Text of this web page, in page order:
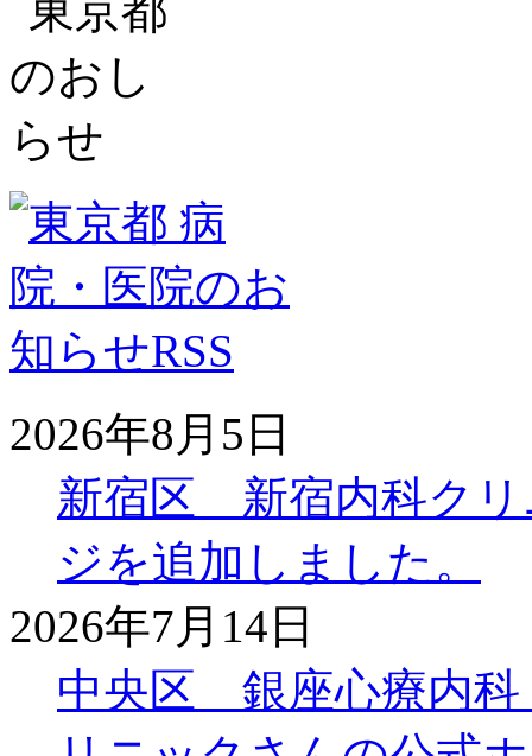
2026年8月5日
新宿区 新宿内科クリ
ジを追加しました。
2026年7月14日
中央区 銀座心療内科